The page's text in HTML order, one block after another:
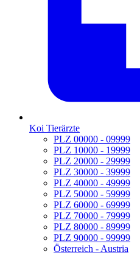
Koi Tierärzte
PLZ 00000 - 09999
PLZ 10000 - 19999
PLZ 20000 - 29999
PLZ 30000 - 39999
PLZ 40000 - 49999
PLZ 50000 - 59999
PLZ 60000 - 69999
PLZ 70000 - 79999
PLZ 80000 - 89999
PLZ 90000 - 99999
Österreich - Austria